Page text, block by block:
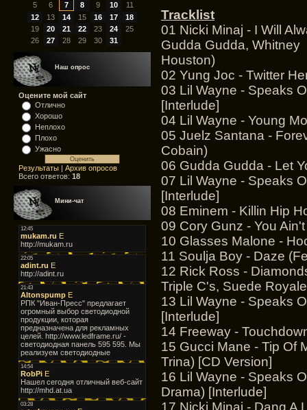
5
6 7 8 9 10
11
12
13 14 15 16 17
18
19
20 21 22 23 24
25
26
27 28 29 30 31
Наш опрос
Оцените мой сайт
Отлично
Хорошо
Неплохо
Плохо
Ужасно
Результаты | Архив опросов
Всего ответов: 18
Мини-чат
Tracklist
01 Nicki Minaj - I Will
Gudda Gudda, Whitney
Houston)
02 Yung Joc - Twitter
03 Lil Wayne - Speaks
[Interlude]
04 Lil Wayne - Young
05 Juelz Santana -
Cobain)
06 Gudda Gudda - Let
07 Lil Wayne - Speaks
[Interlude]
08 Eminem - Killin Hip
09 Cory Gunz - You
10 Glasses Malone -
11 Soulja Boy - Daze
12 Rick Ross -
Triple C's, Suede
13 Lil Wayne - Speaks
[Interlude]
14 Freeway -
15 Gucci Mane - Tip Of
Trina) [CD Version]
16 Lil Wayne - Speaks
Drama) [Interlude]
17 Nicki Minaj - Dang A